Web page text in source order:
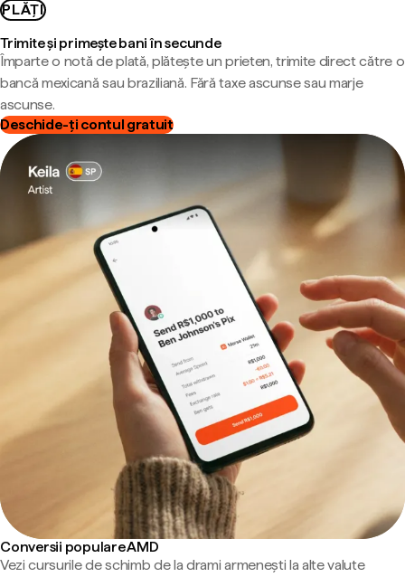
PLĂȚI
Trimite și primește bani în secunde
Împarte o notă de plată, plătește un prieten, trimite direct către o
bancă mexicană sau braziliană. Fără taxe ascunse sau marje
ascunse.
Deschide-ți contul gratuit
Conversii populare AMD
Vezi cursurile de schimb de la drami armenești la alte valute